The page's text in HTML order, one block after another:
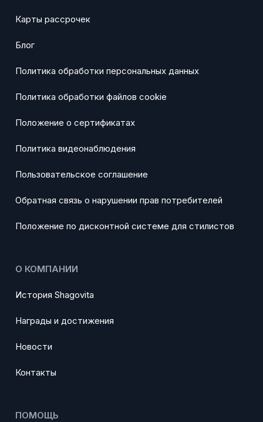
Карты рассрочек
Блог
Политика обработки персональных данных
Политика обработки файлов cookie
Положение о сертификатах
Политика видеонаблюдения
Пользовательское соглашение
Обратная связь о нарушении прав потребителей
Положение по дисконтной системе для стилистов
О КОМПАНИИ
История Shagovita
Награды и достижения
Новости
Контакты
ПОМОЩЬ